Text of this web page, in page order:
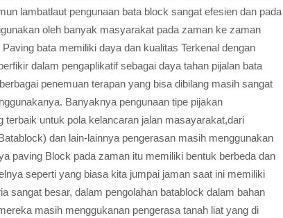
lambatlaut pengunaan bata block sangat efesien dan pada
oleh banyak masyarakat pada zaman ke zaman
bata memiliki daya dan kualitas Terkenal dengan
dalam pengaplikatif sebagai daya tahan pijalan bata
penemuan terapan yang bisa dibilang masih sangat
Banyaknya pengunaan tipe pijakan
untuk pola kelancaran jalan masayarakat,dari
dan lain-lainnya pengerasan masih menggunakan
paving Block pada zaman itu memiliki bentuk berbeda dan
seperti yang biasa kita jumpai jaman saat ini memiliki
sangat besar, dalam pengolahan batablock dalam bahan
masih menggukanan pengerasa tanah liat yang di